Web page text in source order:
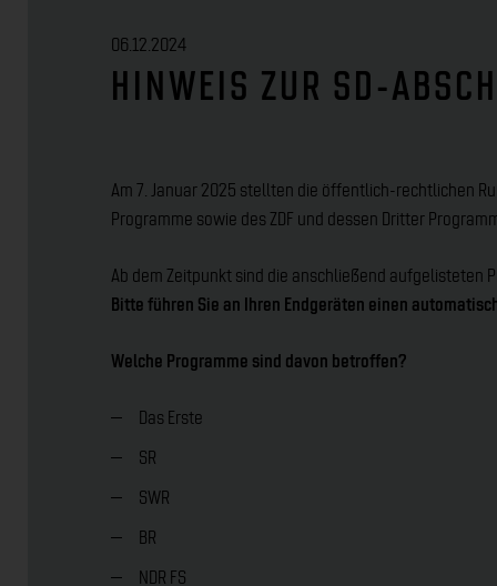
06.12.2024
HINWEIS ZUR SD-
Am 7. Januar 2025 stellten die öffentlich-rechtlichen
Programme sowie des ZDF und dessen Dritter
Ab dem Zeitpunkt sind die anschließend aufgelisteten
Bitte führen Sie an Ihren Endgeräten einen
Welche Programme sind davon betroffen?
Das Erste
SR
SWR
BR
NDR FS